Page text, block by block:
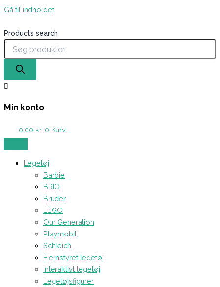
Gå til indholdet
Products search
Min konto
0,00 kr. 0 Kurv
Legetøj
Barbie
BRIO
Bruder
LEGO
Our Generation
Playmobil
Schleich
Fjernstyret legetøj
Interaktivt legetøj
Legetøjsfigurer